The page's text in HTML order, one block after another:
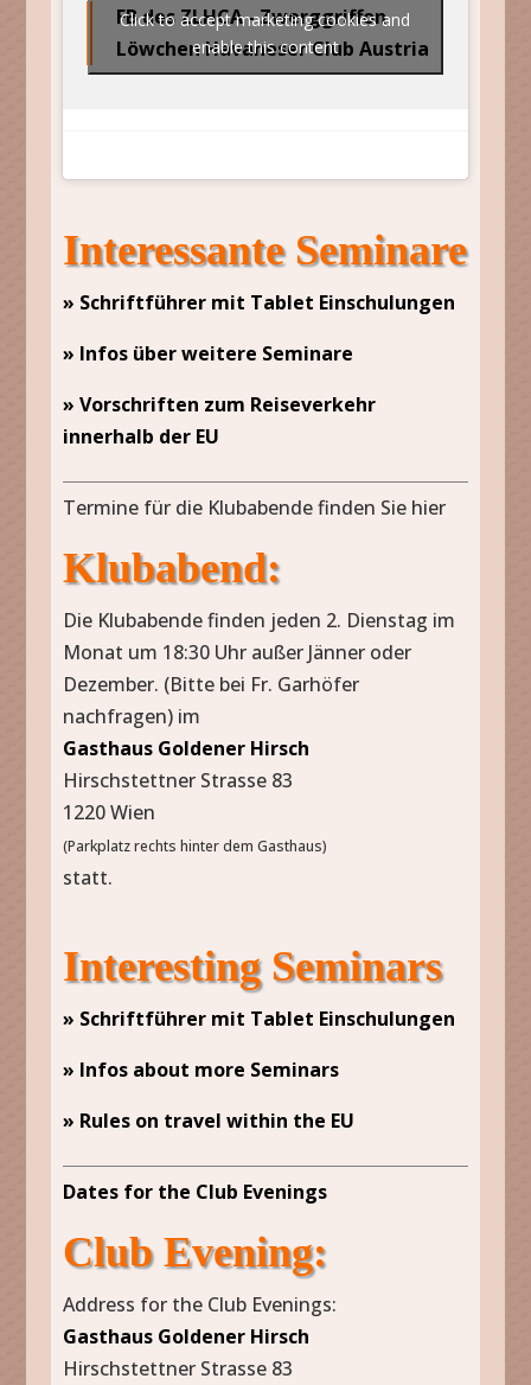
FB des ZLHCA - Zwerggriffon
Löwchen Havaneser Club Austria
Click to accept marketing cookies and
enable this content
Interessante Seminare
» Schriftführer mit Tablet Einschulungen
» Infos über weitere Seminare
» Vorschriften zum Reiseverkehr
innerhalb der EU
Termine für die Klubabende finden Sie hier
Klubabend:
Die Klubabende finden jeden 2. Dienstag im
Monat um 18:30 Uhr außer Jänner oder
Dezember. (Bitte bei Fr. Garhöfer
nachfragen) im
Gasthaus Goldener Hirsch
Hirschstettner Strasse 83
1220 Wien
(Parkplatz rechts hinter dem Gasthaus)
statt.
Interesting Seminars
» Schriftführer mit Tablet Einschulungen
» Infos about more Seminars
» Rules on travel within the EU
Dates for the Club Evenings
Club Evening:
Address for the Club Evenings:
Gasthaus Goldener Hirsch
Hirschstettner Strasse 83